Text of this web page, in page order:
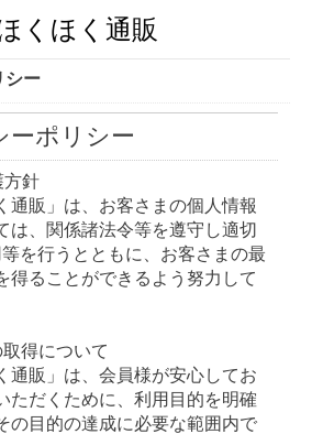
くほく通販
シー
ーポリシー
方針
通販」は、お客さまの個人情報
は、関係諸法令等を遵守し適切
を行うとともに、お客さまの最
得ることができるよう努力して
得について
通販」は、会員様が安心してお
ただくために、利用目的を明確
の目的の達成に必要な範囲内で